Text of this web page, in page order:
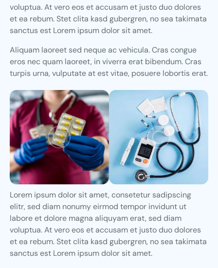
voluptua. At vero eos et accusam et justo duo dolores
et ea rebum. Stet clita kasd gubergren, no sea takimata
sanctus est Lorem ipsum dolor sit amet.
Aliquam laoreet sed neque ac vehicula. Cras congue
eros nec quam laoreet, in viverra erat bibendum. Cras
turpis urna, vulputate at est vitae, posuere lobortis erat.
Lorem ipsum dolor sit amet, consetetur sadipscing
elitr, sed diam nonumy eirmod tempor invidunt ut
labore et dolore magna aliquyam erat, sed diam
voluptua. At vero eos et accusam et justo duo dolores
et ea rebum. Stet clita kasd gubergren, no sea takimata
sanctus est Lorem ipsum dolor sit amet.